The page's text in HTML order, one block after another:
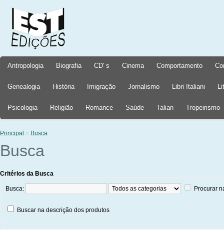
Antropologia Biografia CD' s Cinema Comportamento
Genealogia História Imigração Jornalismo Libri Italiani
Psicologia Religião Romance Saúde Talian Tropeirismo
Principal » Busca
Busca
Critérios da Busca
Busca: Procurar
Buscar na descrição dos produtos